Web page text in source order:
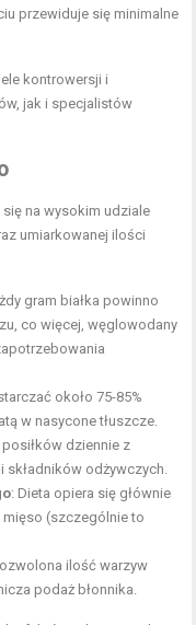
przewiduje się minimalne
kontrowersji i
jak i specjalistów
się na wysokim udziale
umiarkowanej ilości
gram białka powinno
co więcej, węglowodany
około 75-85%
w nasycone tłuszcze.
dziennie z
odżywczych.
: Dieta opiera się głównie
(szczególnie to
ilość warzyw
podaż błonnika.